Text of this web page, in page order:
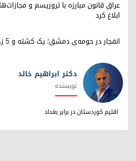
عراق قانون مبارزه با تروریسم و
ابلاغ کرد
انفجار در حومه‌ی دمشق؛ یک کشته و ۵ زخمی در شهرک جرمانا
دکتر ابراهیم خالد
دکتر ابراهیم خالد
نویسنده
اقلیم کوردستان در برابر بغداد